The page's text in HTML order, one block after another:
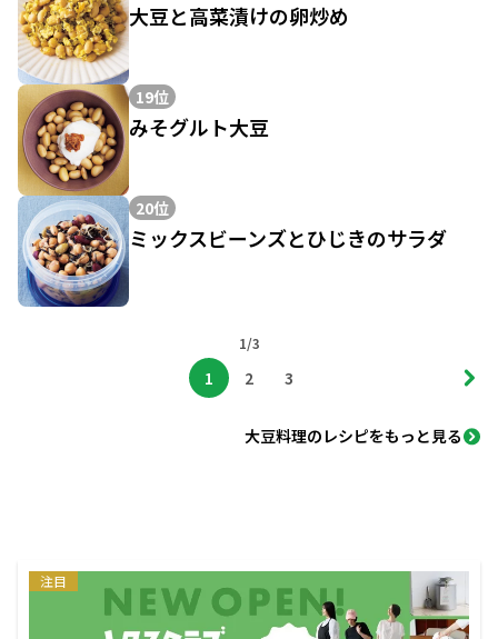
大豆と高菜漬けの卵炒め
19位
みそグルト大豆
20位
ミックスビーンズとひじきのサラダ
1/3
1 2 3
大豆料理のレシピをもっと見る
注目